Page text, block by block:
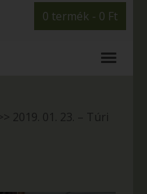
0 termék - 0 Ft
>> 2019. 01. 23. – Túri